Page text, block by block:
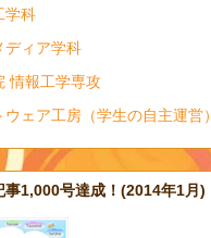
学科
ディア学科
情報工学専攻
ウェア工房（学生の自主運営）
事1,000号達成！(2014年1月)